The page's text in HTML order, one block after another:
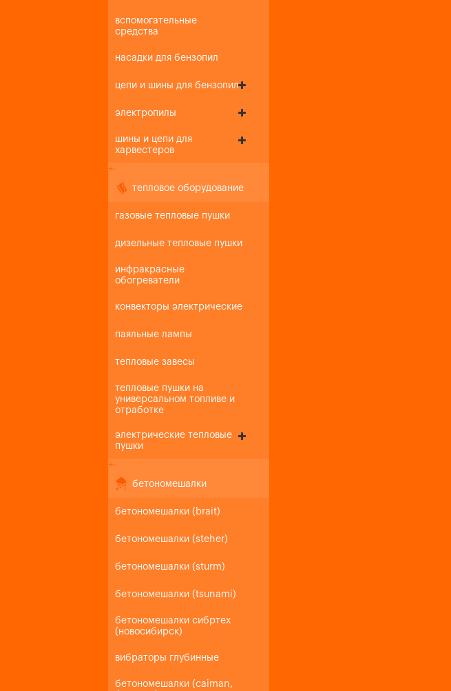
вспомогательные
средства
насадки для бензопил
цепи и шины для бензопил
электропилы
шины и цепи для
харвестеров
+-
тепловое оборудование
газовые тепловые пушки
дизельные тепловые пушки
инфракрасные
обогреватели
конвекторы электрические
паяльные лампы
тепловые завесы
тепловые пушки на
универсальном топливе и
отработке
электрические тепловые
пушки
+-
бетономешалки
бетономешалки (brait)
бетономешалки (steher)
бетономешалки (sturm)
бетономешалки (tsunami)
бетономешалки сибртех
(новосибирск)
вибраторы глубинные
бетономешалки (caiman,